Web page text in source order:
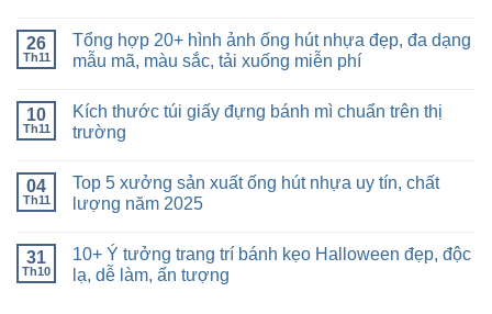
26
Th11
Tổng hợp 20+ hình ảnh ống hút nhựa đẹp, đa dạng
mẫu mã, màu sắc, tải xuống miễn phí
10
Th11
Kích thước túi giấy đựng bánh mì chuẩn trên thị
trường
04
Th11
Top 5 xưởng sản xuất ống hút nhựa uy tín, chất
lượng năm 2025
31
Th10
10+ Ý tưởng trang trí bánh kẹo Halloween đẹp, độc
lạ, dễ làm, ấn tượng